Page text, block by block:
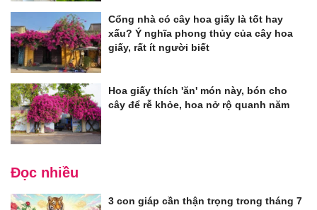
Cổng nhà có cây hoa giấy là tốt hay
xấu? Ý nghĩa phong thủy của cây hoa
giấy, rất ít người biết
Hoa giấy thích 'ăn' món này, bón cho
cây để rễ khỏe, hoa nở rộ quanh năm
Đọc nhiều
3 con giáp cần thận trọng trong tháng 7